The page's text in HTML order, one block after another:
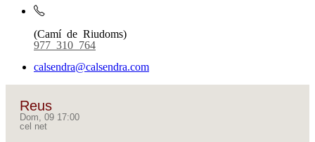
(Camí de Riudoms)
977 310 764
calsendra@calsendra.com
Reus
Dom, 09 17:00
cel net